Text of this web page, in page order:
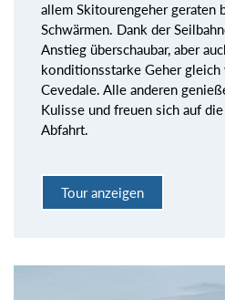
allem Skitourengeher geraten
Schwärmen. Dank der
Anstieg überschaubar, aber
konditionsstarke Geher
Cevedale. Alle anderen
Kulisse und freuen sich auf
Abfahrt.
Tour anzeigen